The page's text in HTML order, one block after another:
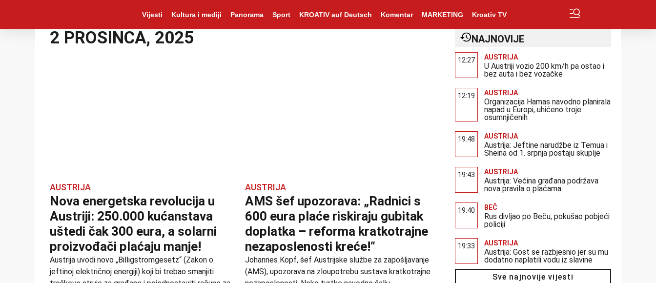
Vijesti Kultura i mediji Panorama Sport KROATIV auf Deutsch Komentar MARKETING Kroativ TV
2 PROSINCA, 2025
AUSTRIJA
Nova energetska revolucija u
Austriji: 250.000 kućanstava
uštedi čak 300 eura, a solarni
proizvođači plaćaju manje!
Austrija uvodi novo „Billigstromgesetz“ (Zakon o
jeftinoj električnoj energiji) koji bi trebao smanjiti
AUSTRIJA
AMS šef upozorava: „Radnici s
600 eura plaće riskiraju gubitak
doplatka – reforma kratkotrajne
nezaposlenosti kreće!“
Johannes Kopf, šef Austrijske službe za zapošljavanje
(AMS), upozorava na zloupotrebu sustava kratkotrajne
NAJNOVIJE
12:27 AUSTRIJA
U Austriji vozio 200 km/h pa ostao i
bez auta i bez vozačke
12:19 AUSTRIJA
Organizacija Hamas navodno planirala
napad u Europi, uhićeno troje
osumnjičenih
19:48 AUSTRIJA
Austrija: Jeftine narudžbe iz Temua i
Sheina od 1. srpnja postaju skuplje
19:43 AUSTRIJA
Austrija: Većina građana podržava
nova pravila o plaćama
19:40 BEČ
Rus divljao po Beču, pokušao pobjeći
policiji
19:33 AUSTRIJA
Austrija: Gost se razbjesnio jer su mu
dodatno naplatili vodu iz slavine
Sve najnovije vijesti